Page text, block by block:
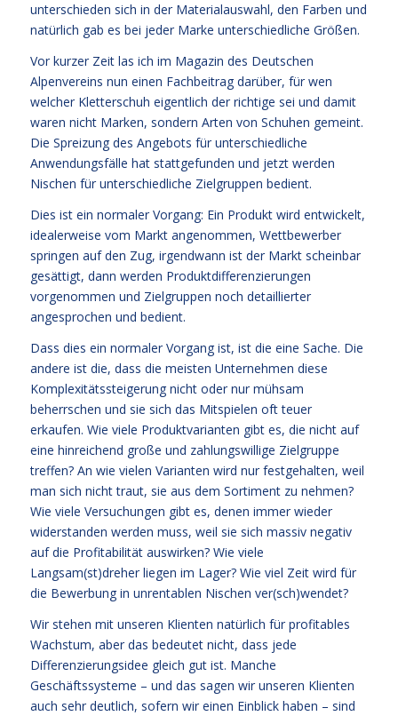
unterschieden sich in der Materialauswahl, den Farben und
natürlich gab es bei jeder Marke unterschiedliche Größen.
Vor kurzer Zeit las ich im Magazin des Deutschen
Alpenvereins nun einen Fachbeitrag darüber, für wen
welcher Kletterschuh eigentlich der richtige sei und damit
waren nicht Marken, sondern Arten von Schuhen gemeint.
Die Spreizung des Angebots für unterschiedliche
Anwendungsfälle hat stattgefunden und jetzt werden
Nischen für unterschiedliche Zielgruppen bedient.
Dies ist ein normaler Vorgang: Ein Produkt wird entwickelt,
idealerweise vom Markt angenommen, Wettbewerber
springen auf den Zug, irgendwann ist der Markt scheinbar
gesättigt, dann werden Produktdifferenzierungen
vorgenommen und Zielgruppen noch detaillierter
angesprochen und bedient.
Dass dies ein normaler Vorgang ist, ist die eine Sache. Die
andere ist die, dass die meisten Unternehmen diese
Komplexitätssteigerung nicht oder nur mühsam
beherrschen und sie sich das Mitspielen oft teuer
erkaufen. Wie viele Produktvarianten gibt es, die nicht auf
eine hinreichend große und zahlungswillige Zielgruppe
treffen? An wie vielen Varianten wird nur festgehalten, weil
man sich nicht traut, sie aus dem Sortiment zu nehmen?
Wie viele Versuchungen gibt es, denen immer wieder
widerstanden werden muss, weil sie sich massiv negativ
auf die Profitabilität auswirken? Wie viele
Langsam(st)dreher liegen im Lager? Wie viel Zeit wird für
die Bewerbung in unrentablen Nischen ver(sch)wendet?
Wir stehen mit unseren Klienten natürlich für profitables
Wachstum, aber das bedeutet nicht, dass jede
Differenzierungsidee gleich gut ist. Manche
Geschäftssysteme – und das sagen wir unseren Klienten
auch sehr deutlich, sofern wir einen Einblick haben – sind